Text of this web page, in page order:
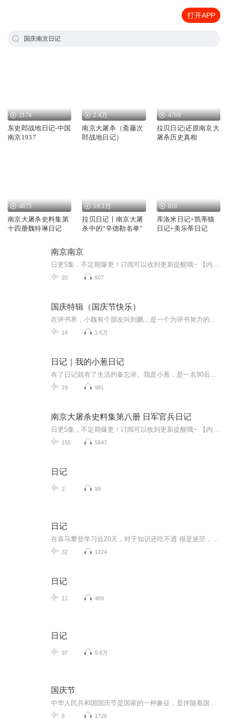
打开APP
国庆南京日记
2174
东史郎战地日记-中国
南京1937
2.4万
南京大屠杀（斋藤次
郎战地日记）
4769
拉贝日记|还原南京大
屠杀历史真相
4075
南京大屠杀史料集第
十四册魏特琳日记
59.3万
拉贝日记丨南京大屠
杀中的“辛德勒名单”
818
库洛米日记+凯蒂猫
日记+美乐蒂日记
南京南京
20 607
国庆特辑（国庆节快乐）
14 1.6万
日记｜我的小葱日记
19 981
南京大屠杀史料集第八册 日军官兵日记
155 5847
日记
2 99
日记
32 1224
日记
11 489
日记
97 9.8万
国庆节
8 1726